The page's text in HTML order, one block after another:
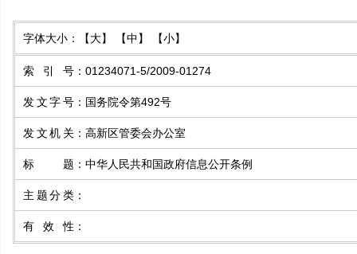
字体大小： 【大】 【中】 【小】
索引号 ： 01234071-5/2009-01274
发文字号 ： 国务院令第492号
发文机关 ： 高新区管委会办公室
标题 ： 中华人民共和国政府信息公开条例
主题分类 ：
有效性 ：